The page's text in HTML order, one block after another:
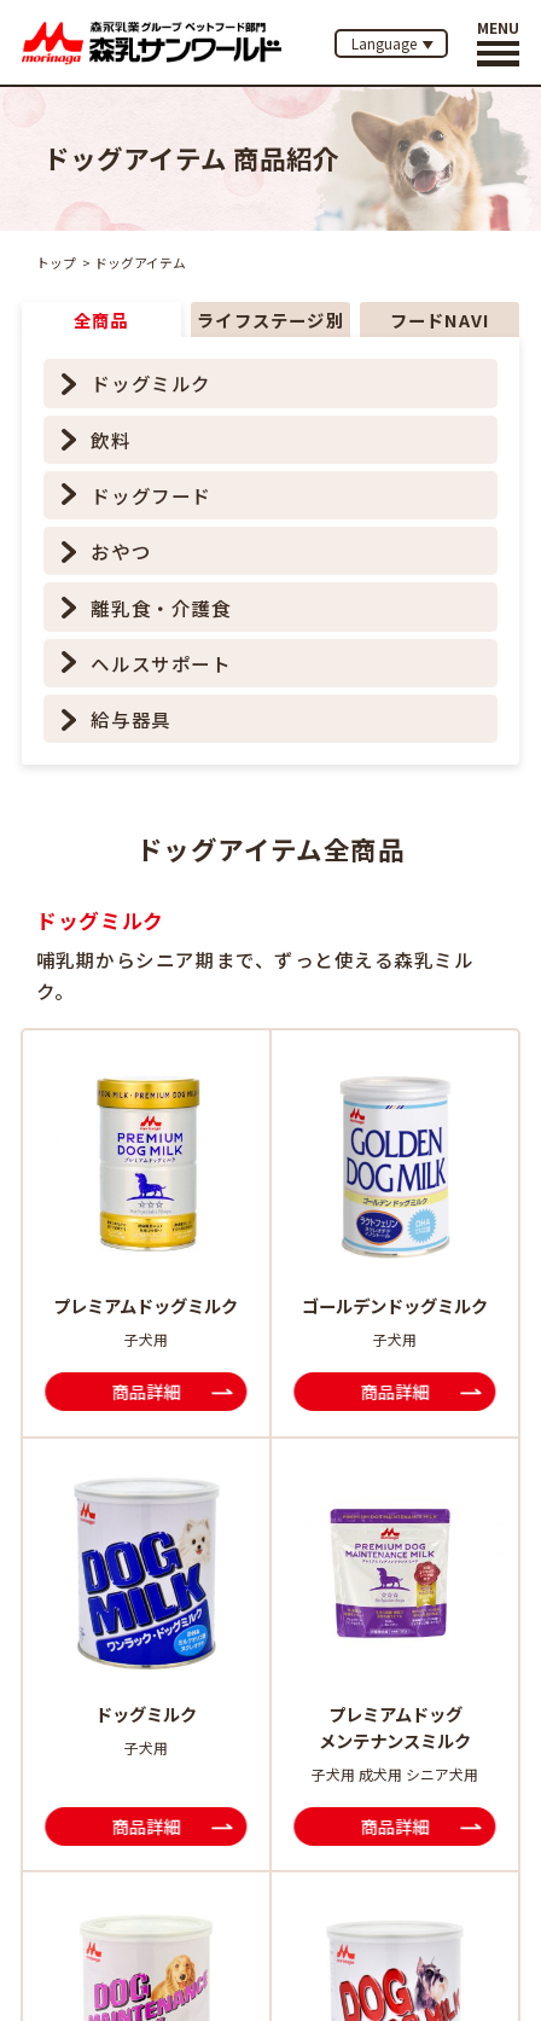
Language
MENU
ドッグアイテム 商品紹介
トップ ドッグアイテム
全商品 ライフステージ別 フードNAVI
ドッグミルク
飲料
ドッグフード
おやつ
離乳食・介護食
ヘルスサポート
給与器具
ドッグアイテム全商品
ドッグミルク
哺乳期からシニア期まで、ずっと使える森乳ミル
ク。
プレミアムドッグミルク
子犬用
商品詳細
ゴールデンドッグミルク
子犬用
商品詳細
ドッグミルク
子犬用
商品詳細
プレミアムドッグ
メンテナンスミルク
子犬用 成犬用 シニア犬用
商品詳細